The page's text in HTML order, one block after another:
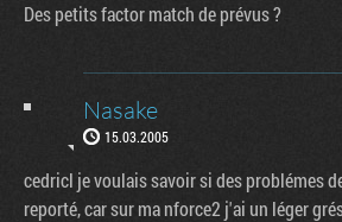
Des petits factor match de prévus ?
Nasake
15.03.2005
cedricl je voulais savoir si des problémes
reporté, car sur ma nforce2 j'ai un léger